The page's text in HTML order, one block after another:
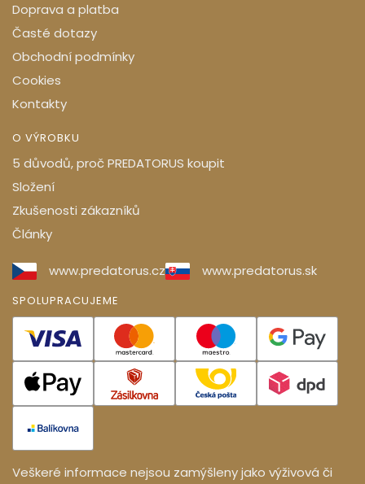
Doprava a platba
Časté dotazy
Obchodní podmínky
Cookies
Kontakty
O VÝROBKU
5 důvodů, proč PREDATORUS koupit
Složení
Zkušenosti zákazníků
Články
www.predatorus.cz www.predatorus.sk
SPOLUPRACUJEME
Veškeré informace nejsou zamýšleny jako výživová či